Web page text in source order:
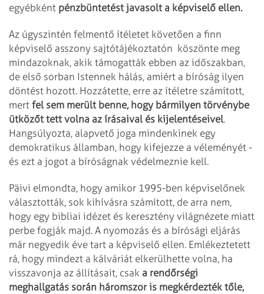
egyébként pénzbüntetést javasolt a képviselő ellen.
Az úgyszintén felmentő ítéletet követően a finn
képviselő asszony sajtótájékoztatón köszönte meg
mindazoknak, akik támogatták ebben az időszakban,
de első sorban Istennek hálás, amiért a bíróság ilyen
döntést hozott. Hozzátette, erre az ítéletre számított,
mert fel sem merült benne, hogy bármilyen törvénybe
ütközőt tett volna az írásaival és kijelentéseivel.
Hangsúlyozta, alapvető joga mindenkinek egy
demokratikus államban, hogy kifejezze a véleményét -
és ezt a jogot a bíróságnak védelmeznie kell.
Päivi elmondta, hogy amikor 1995-ben képviselőnek
választották, sok kihívásra számított, de arra nem,
hogy egy bibliai idézet és keresztény világnézete miatt
perbe fogják majd. A nyomozás és a bírósági eljárás
már negyedik éve tart a képviselő ellen. Emlékeztetett
rá, hogy mindezt a kálváriát elkerülhette volna, ha
visszavonja az állításait, csak a rendőrségi
meghallgatás során háromszor is megkérdezték tőle,